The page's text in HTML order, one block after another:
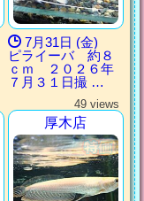
7月31日 (金)
ピライーバ 約８
ｃｍ ２０２６年
７月３１日撮 …
49 views
厚木店